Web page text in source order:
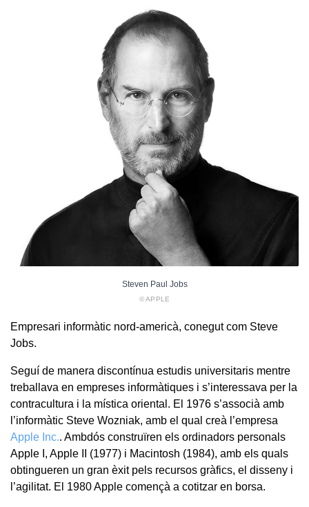
Steven Paul Jobs
© APPLE
Empresari informàtic nord-americà, conegut com Steve
Jobs.
Seguí de manera discontínua estudis universitaris mentre
treballava en empreses informàtiques i s’interessava per la
contracultura i la mística oriental. El 1976 s’associà amb
l’informàtic Steve Wozniak, amb el qual creà l’empresa
Apple Inc.. Ambdós construïren els ordinadors personals
Apple I, Apple II (1977) i Macintosh (1984), amb els quals
obtingueren un gran èxit pels recursos gràfics, el disseny i
l’agilitat. El 1980 Apple començà a cotitzar en borsa.